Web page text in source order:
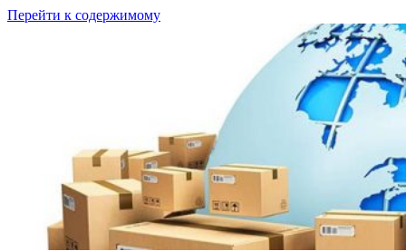
Перейти к содержимому